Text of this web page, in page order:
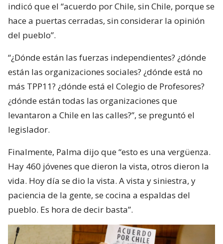
indicó que el “acuerdo por Chile, sin Chile, porque se
hace a puertas cerradas, sin considerar la opinión
del pueblo”.
“¿Dónde están las fuerzas independientes? ¿dónde
están las organizaciones sociales? ¿dónde está no
más TPP11? ¿dónde está el Colegio de Profesores?
¿dónde están todas las organizaciones que
levantaron a Chile en las calles?”, se preguntó el
legislador.
Finalmente, Palma dijo que “esto es una vergüenza.
Hay 460 jóvenes que dieron la vista, otros dieron la
vida. Hoy día se dio la vista. A vista y siniestra, y
paciencia de la gente, se cocina a espaldas del
pueblo. Es hora de decir basta”.